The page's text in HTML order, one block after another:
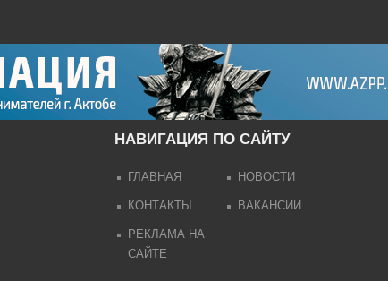
НАВИГАЦИЯ ПО САЙТУ
ГЛАВНАЯ НОВОСТИ
КОНТАКТЫ ВАКАНСИИ
РЕКЛАМА НА
САЙТЕ